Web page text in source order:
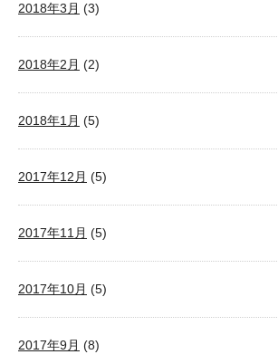
2018年3月 (3)
2018年2月 (2)
2018年1月 (5)
2017年12月 (5)
2017年11月 (5)
2017年10月 (5)
2017年9月 (8)